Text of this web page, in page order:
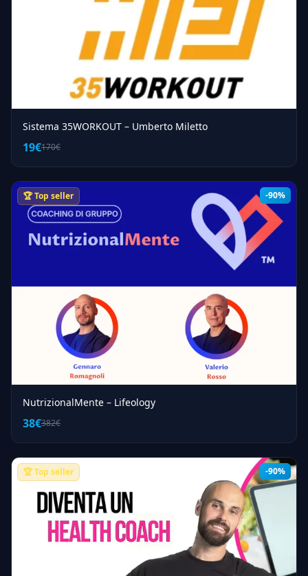
Sistema 35WORKOUT – Umberto Miletto
19€170€
-90%
🏆 Top seller
NutrizionalMente – Lifeology
38€382€
-90%
🏆 Top seller